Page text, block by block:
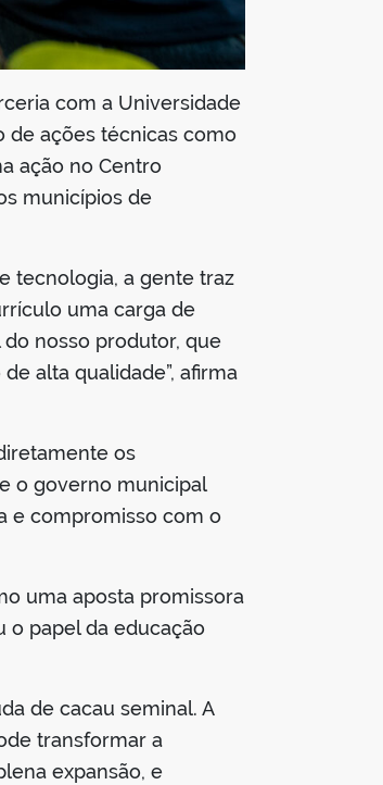
com a Universidade
de ações técnicas como
ação no Centro
municípios de
tecnologia, a gente traz
uma carga de
nosso produtor, que
alta qualidade”, afirma
os
o governo municipal
e compromisso com o
uma aposta promissora
o papel da educação
de cacau seminal. A
transformar a
expansão, e